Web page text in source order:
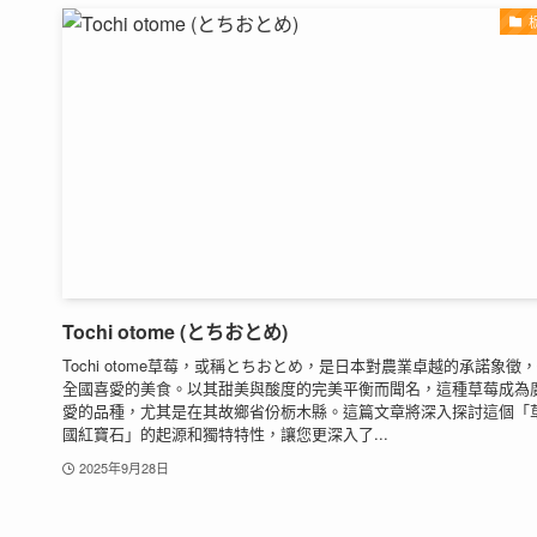
Tochi otome (とちおとめ)
Tochi otome草莓，或稱とちおとめ，是日本對農業卓越的承諾象徵
全國喜愛的美食。以其甜美與酸度的完美平衡而聞名，這種草莓成為
愛的品種，尤其是在其故鄉省份栃木縣。這篇文章將深入探討這個「
國紅寶石」的起源和獨特特性，讓您更深入了...
2025年9月28日